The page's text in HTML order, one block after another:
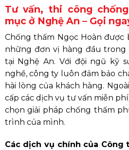
Tư vấn, thi công
mục ở Nghệ An – Gọi
Chống thấm Ngọc Hoàn
những đơn vị hàng đầu
tại Nghệ An. Với đội ngũ kỹ
nghề, công ty luôn đảm bảo
hài lòng của khách hàng.
cấp các dịch vụ tư vấn miễn
chọn giải pháp chống thấm
trình của mình.
Các dịch vụ chính của Công